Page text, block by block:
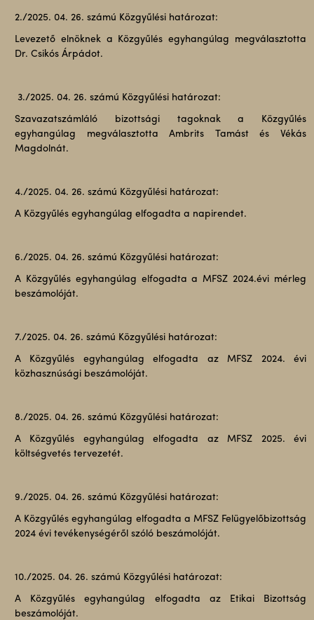
2./2025. 04. 26. számú Közgyűlési határozat:
Levezető elnöknek a Közgyűlés egyhangúlag megválasztotta
Dr. Csikós Árpádot.
3./2025. 04. 26. számú Közgyűlési határozat:
Szavazatszámláló bizottsági tagoknak a Közgyűlés
egyhangúlag megválasztotta Ambrits Tamást és Vékás
Magdolnát.
4./2025. 04. 26. számú Közgyűlési határozat:
A Közgyűlés egyhangúlag elfogadta a napirendet.
6./2025. 04. 26. számú Közgyűlési határozat:
A Közgyűlés egyhangúlag elfogadta a MFSZ 2024.évi mérleg
beszámolóját.
7./2025. 04. 26. számú Közgyűlési határozat:
A Közgyűlés egyhangúlag elfogadta az MFSZ 2024. évi
közhasznúsági beszámolóját.
8./2025. 04. 26. számú Közgyűlési határozat:
A Közgyűlés egyhangúlag elfogadta az MFSZ 2025. évi
költségvetés tervezetét.
9./2025. 04. 26. számú Közgyűlési határozat:
A Közgyűlés egyhangúlag elfogadta a MFSZ Felügyelőbizottság
2024 évi tevékenységéről szóló beszámolóját.
10./2025. 04. 26. számú Közgyűlési határozat:
A Közgyűlés egyhangúlag elfogadta az Etikai Bizottság
beszámolóját.